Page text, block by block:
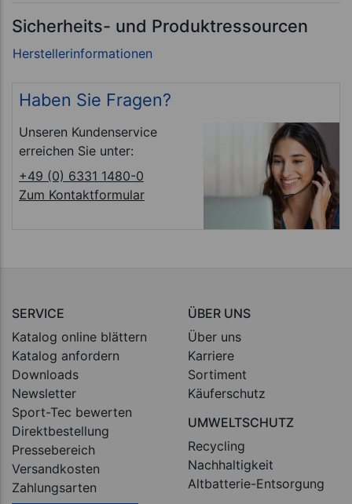
Sicherheits- und Produktressourcen
Haben Sie Fragen?
Unseren Kundenservice
erreichen Sie unter:
+49 (0) 6331 1480-0
Zum Kontaktformular
SERVICE
Katalog online blättern
Katalog anfordern
Downloads
Newsletter
Sport-Tec bewerten
Direktbestellung
Pressebereich
Versandkosten
Zahlungsarten
ÜBER UNS
Über uns
Karriere
Sortiment
Käuferschutz
UMWELTSCHUTZ
Recycling
Nachhaltigkeit
Altbatterie-Entsorgung